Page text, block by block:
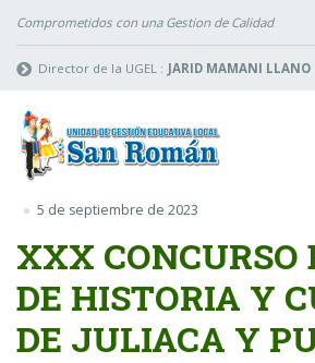
Comprometidos con una Gestion de Calidad
Director de la UGEL : JARID MAMANI LLANO
5 de septiembre de 2023
XXX CONCURSO
DE HISTORIA Y
DE JULIACA Y